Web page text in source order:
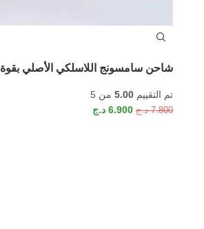
شاحن سامسونج اللاسلكي الأصلي بقوة 15 واط
تم التقييم 5.00من 5
7.800 د.ج 6.900 د.ج